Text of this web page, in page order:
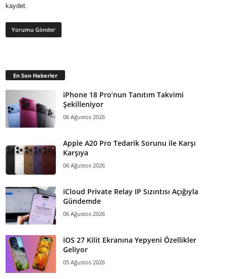
kaydet.
En Son Haberler
iPhone 18 Pro’nun Tanıtım Takvimi
Şekilleniyor
06 Ağustos 2026
Apple A20 Pro Tedarik Sorunu ile Karşı
Karşıya
06 Ağustos 2026
iCloud Private Relay IP Sızıntısı Açığıyla
Gündemde
06 Ağustos 2026
iOS 27 Kilit Ekranına Yepyeni Özellikler
Geliyor
05 Ağustos 2026